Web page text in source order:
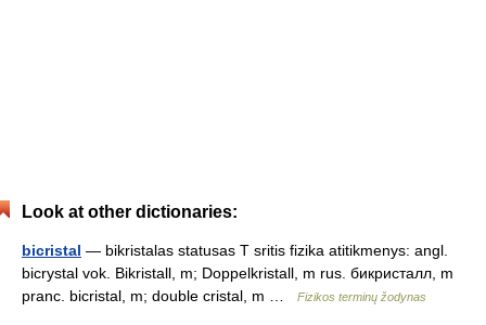
Look at other dictionaries:
bicristal — bikristalas statusas T sritis fizika atitikmenys: angl.
bicrystal vok. Bikristall, m; Doppelkristall, m rus. бикристалл, m
pranc. bicristal, m; double cristal, m …
Fizikos terminų žodynas